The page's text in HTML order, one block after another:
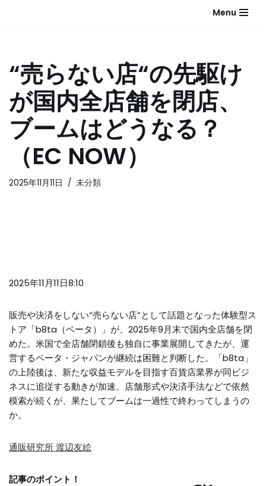
ン
へ
Menu
“売らない店“の先駆け
が国内全店舗を閉店、
ブームはどうなる？
（EC NOW）
2025年11月11日 未分類
2025年11月11日8:10
販売や決済をしない“売らない店”として話題となった体験型ス
トア「b8ta（ベータ）」が、2025年9月末で国内全店舗を閉
めた。米国で全店舗閉鎖後も独自に事業展開してきたが、運
営するベータ・ジャパンが継続は困難と判断した。「b8ta」
の上陸後は、新たな収益モデルを目指す百貨店業界が同ビジ
ネスに追従する動きが加速。店舗形式や決済手法などで依然
模索が続くが、果たしてブームは一過性で終わってしまうの
か。
通販研究所 渡辺友絵
記事のポイント！